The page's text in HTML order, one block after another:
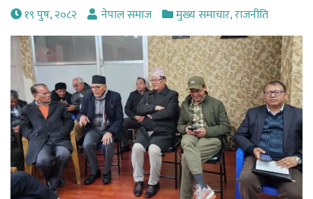
१९ पुष, २०८२ नेपाल समाज मुख्य समाचार,राजनीति